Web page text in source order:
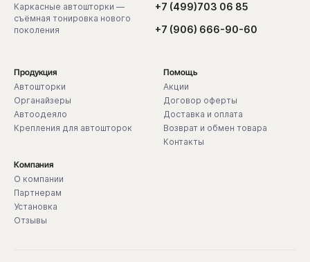
Каркасные автошторки —
съёмная тонировка нового
поколения
+7 (499)703 06 85
+7 (906) 666-90-60
Продукция
Автошторки
Органайзеры
Автоодеяло
Крепления для автошторок
Компания
О компании
Партнерам
Установка
Отзывы
Помощь
Акции
Договор оферты
Доставка и оплата
Возврат и обмен товара
Контакты